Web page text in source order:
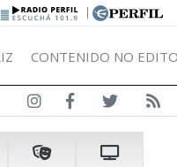
|
CONTENIDO NO